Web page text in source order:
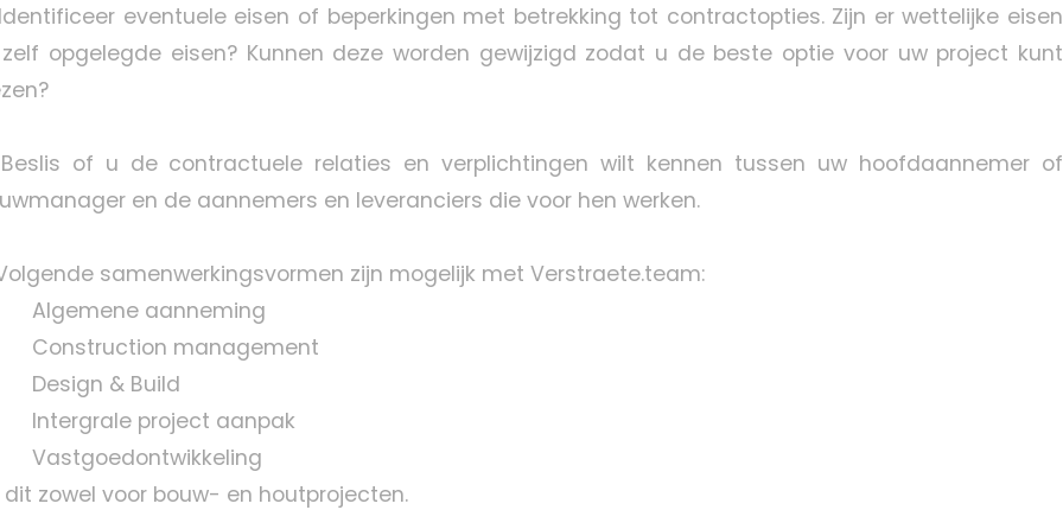
eventuele eisen of beperkingen met betrekking tot contractopties. Zijn er wettelijke eisen
opgelegde eisen? Kunnen deze worden gewijzigd zodat u de beste optie voor uw project kunt
of u de contractuele relaties en verplichtingen wilt kennen tussen uw hoofdaannemer of
en de aannemers en leveranciers die voor hen werken.
samenwerkingsvormen zijn mogelijk met Verstraete.team:
aanneming
management
& Build
project aanpak
zowel voor bouw- en houtprojecten.